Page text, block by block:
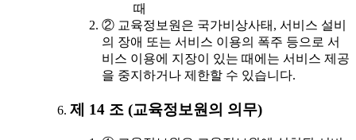
때
② 교육정보원은 국가비상사태, 서비스 설비
의 장애 또는 서비스 이용의 폭주 등으로 서
비스 이용에 지장이 있는 때에는 서비스 제공
을 중지하거나 제한할 수 있습니다.
제 14 조 (교육정보원의 의무)